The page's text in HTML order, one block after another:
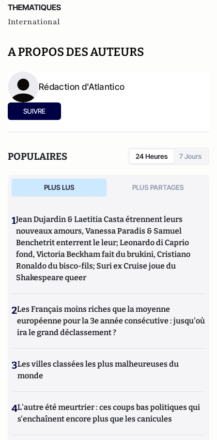
THEMATIQUES
International
A PROPOS DES AUTEURS
Rédaction d'Atlantico
SUIVRE
POPULAIRES 24 Heures 7 Jours
PLUS LUS PLUS PARTAGES
1Jean Dujardin & Laetitia Casta étrennent leurs
nouveaux amours, Vanessa Paradis & Samuel
Benchetrit enterrent le leur; Leonardo di Caprio
fond, Victoria Beckham fait du brukini, Cristiano
Ronaldo du bisco-fils; Suri ex Cruise joue du
Shakespeare queer
2Les Français moins riches que la moyenne
européenne pour la 3e année consécutive : jusqu'où
ira le grand déclassement ?
3Les villes classées les plus malheureuses du
monde
4L'autre été meurtrier : ces coups bas politiques qui
s'enchaînent encore plus que les canicules